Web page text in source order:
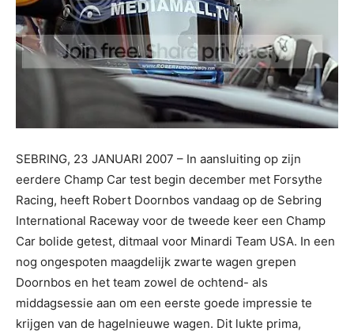
SEBRING, 23 JANUARI 2007 – In aansluiting op zijn
eerdere Champ Car test begin december met Forsythe
Racing, heeft Robert Doornbos vandaag op de Sebring
International Raceway voor de tweede keer een Champ
Car bolide getest, ditmaal voor Minardi Team USA. In een
nog ongespoten maagdelijk zwarte wagen grepen
Doornbos en het team zowel de ochtend- als
middagsessie aan om een eerste goede impressie te
krijgen van de hagelnieuwe wagen. Dit lukte prima,